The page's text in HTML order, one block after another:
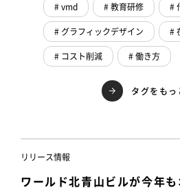
# vmd
# 教育研修
#
# グラフィックデザイン
#
# コスト削減
# 働き方
タグをもっ
リリース情報
ワールド北青山ビルが今年